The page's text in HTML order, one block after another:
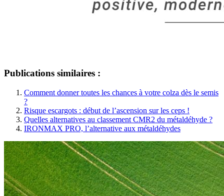
Publications similaires :
Comment donner toutes les chances à votre colza dès le semis
?
Risque escargots : début de l’ascension sur les ceps !
Quelles alternatives au classement CMR2 du métaldéhyde ?
IRONMAX PRO, l’alternative aux métaldéhydes